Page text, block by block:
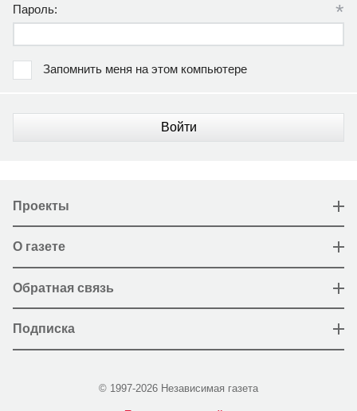
Пароль: *
Запомнить меня на этом компьютере
Войти
Проекты
О газете
Обратная связь
Подписка
© 1997-2026 Независимая газета